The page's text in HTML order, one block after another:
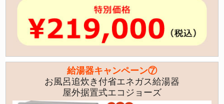
給湯器キャンペーン⑦
お風呂追炊き付省エネガス給湯器
屋外据置式エコジョーズ